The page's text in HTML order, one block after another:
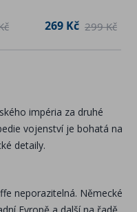
i nesmírně účinná
269 Kč 299 Kč
impéria za druhé
vojenství je bohatá na
detaily.
neporazitelná. Německé